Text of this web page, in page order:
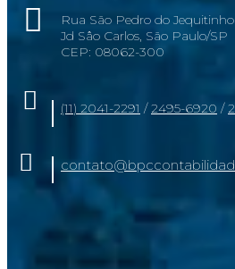
Rua São Pedro do
Jd Sâo Carlos, São Paulo/SP
CEP: 08062-300
(11) 2041-2291 /2495-6920 /